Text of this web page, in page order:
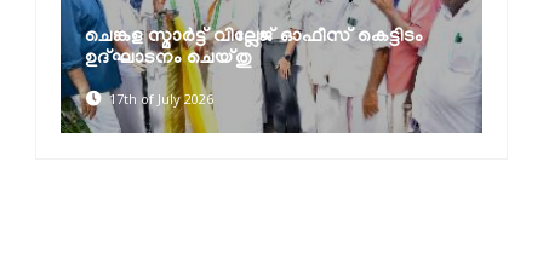
ചെങ്കള സ്മാർട്ട് വില്ലേജ് ഓഫീസ് കെട്ടിടം
ഉദ്ഘാടനം ചെയ്തു
17th of July 2026